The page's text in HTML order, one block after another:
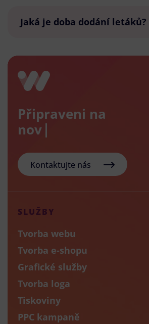
Jaká je doba dodání letáků?
Připraveni na
nový e-s
Kontaktujte nás
SLUŽBY
Tvorba webu
Tvorba e-shopu
Grafické služby
Tvorba loga
Tiskoviny
PPC kampaně